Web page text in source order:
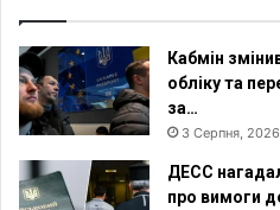
Кабмін
обліку та
за…
3 Серпня,
ДЕСС
про вимоги